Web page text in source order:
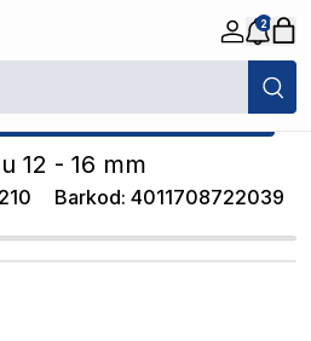
2
Eheim yetkili satıcısıdır.
12 - 16 mm
Barkod: 4011708722039